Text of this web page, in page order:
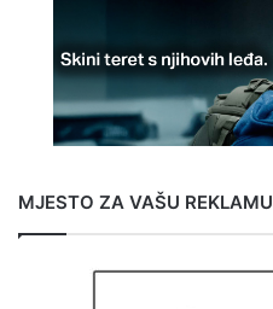
MJESTO ZA VAŠU REKLAMU